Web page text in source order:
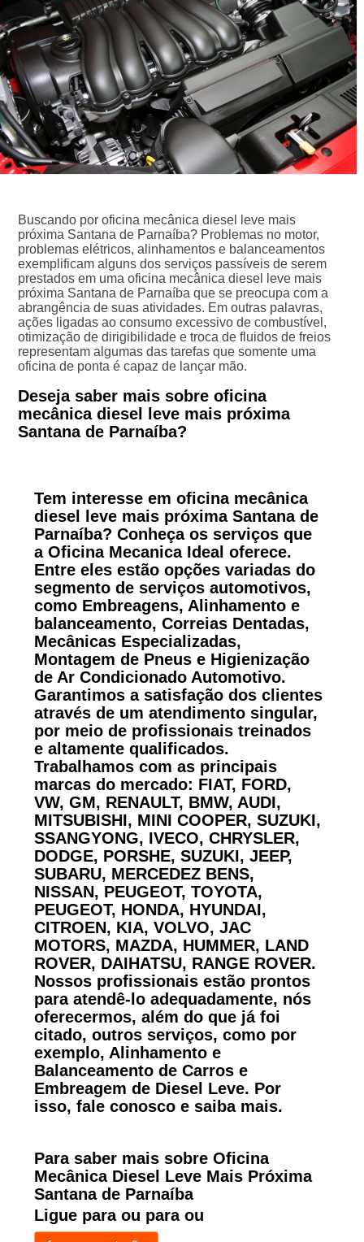
Buscando por oficina mecânica diesel leve mais
próxima Santana de Parnaíba? Problemas no motor,
problemas elétricos, alinhamentos e balanceamentos
exemplificam alguns dos serviços passíveis de serem
prestados em uma oficina mecânica diesel leve mais
próxima Santana de Parnaíba que se preocupa com a
abrangência de suas atividades. Em outras palavras,
ações ligadas ao consumo excessivo de combustível,
otimização de dirigibilidade e troca de fluidos de freios
representam algumas das tarefas que somente uma
oficina de ponta é capaz de lançar mão.
Deseja saber mais sobre oficina
mecânica diesel leve mais próxima
Santana de Parnaíba?
Tem interesse em oficina mecânica
diesel leve mais próxima Santana de
Parnaíba? Conheça os serviços que
a Oficina Mecanica Ideal oferece.
Entre eles estão opções variadas do
segmento de serviços automotivos,
como Embreagens, Alinhamento e
balanceamento, Correias Dentadas,
Mecânicas Especializadas,
Montagem de Pneus e Higienização
de Ar Condicionado Automotivo.
Garantimos a satisfação dos clientes
através de um atendimento singular,
por meio de profissionais treinados
e altamente qualificados.
Trabalhamos com as principais
marcas do mercado: FIAT, FORD,
VW, GM, RENAULT, BMW, AUDI,
MITSUBISHI, MINI COOPER, SUZUKI,
SSANGYONG, IVECO, CHRYSLER,
DODGE, PORSHE, SUZUKI, JEEP,
SUBARU, MERCEDEZ BENS,
NISSAN, PEUGEOT, TOYOTA,
PEUGEOT, HONDA, HYUNDAI,
CITROEN, KIA, VOLVO, JAC
MOTORS, MAZDA, HUMMER, LAND
ROVER, DAIHATSU, RANGE ROVER.
Nossos profissionais estão prontos
para atendê-lo adequadamente, nós
oferecermos, além do que já foi
citado, outros serviços, como por
exemplo, Alinhamento e
Balanceamento de Carros e
Embreagem de Diesel Leve. Por
isso, fale conosco e saiba mais.
Para saber mais sobre Oficina
Mecânica Diesel Leve Mais Próxima
Santana de Parnaíba
Ligue para ou para ou